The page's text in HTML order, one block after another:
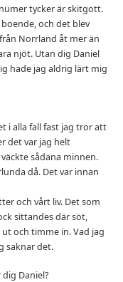
tycker är skitgott.
och det blev
Norrland åt mer än
njöt. Utan dig Daniel
hade jag aldrig lärt mig
i alla fall fast jag tror att
det var jag helt
sådana minnen.
då. Det var innan
och vårt liv. Det som
sittandes där söt,
och timme in. Vad jag
saknar det.
Daniel?